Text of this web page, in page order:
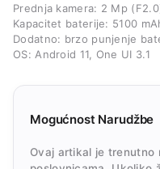
Prednja kamera: 2 Mp
Kapacitet baterije: 5100
Dodatno: brzo punjenje
OS: Android 11, One UI 3.1
Mogućnost Narudžbe
Ovaj artikal je trenutno